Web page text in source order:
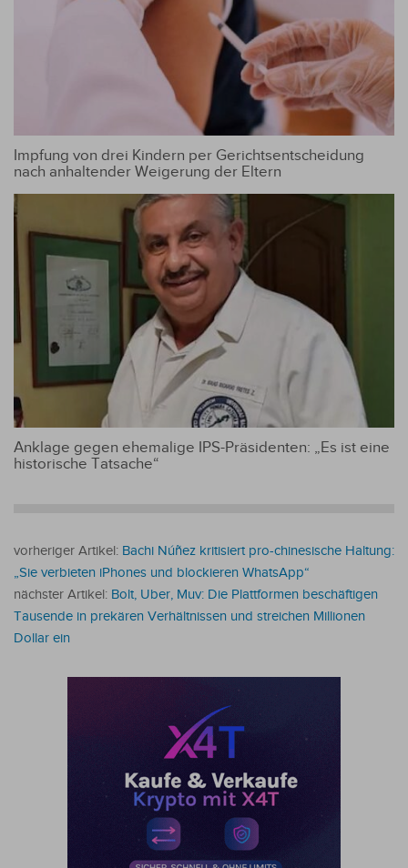
Impfung von drei Kindern per Gerichtsentscheidung
nach anhaltender Weigerung der Eltern
Anklage gegen ehemalige IPS-Präsidenten: „Es ist eine
historische Tatsache“
vorheriger Artikel: Bachi Núñez kritisiert pro-chinesische Haltung:
„Sie verbieten iPhones und blockieren WhatsApp“
nächster Artikel: Bolt, Uber, Muv: Die Plattformen beschäftigen
Tausende in prekären Verhältnissen und streichen Millionen
Dollar ein